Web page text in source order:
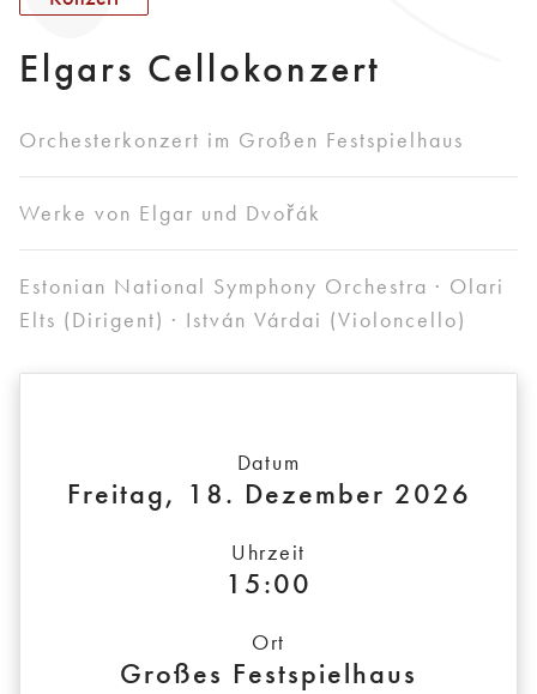
Elgars Cellokonzert
Orchesterkonzert im Großen Festspielhaus
Werke von Elgar und Dvořák
Estonian National Symphony Orchestra · Olari
Elts (Dirigent) · István Várdai (Violoncello)
Datum
Freitag, 18. Dezember 2026
Uhrzeit
15:00
Ort
Großes Festspielhaus